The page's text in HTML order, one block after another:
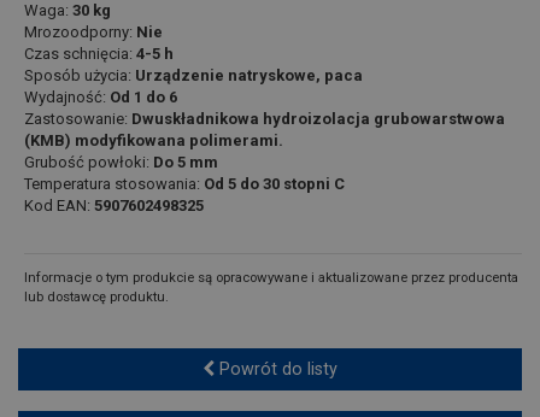
Waga: 30 kg
Mrozoodporny: Nie
Czas schnięcia: 4-5 h
Sposób użycia: Urządzenie natryskowe, paca
Wydajność: Od 1 do 6
Zastosowanie: Dwuskładnikowa hydroizolacja grubowarstwowa
(KMB) modyfikowana polimerami.
Grubość powłoki: Do 5 mm
Temperatura stosowania: Od 5 do 30 stopni C
Kod EAN: 5907602498325
Informacje o tym produkcie są opracowywane i aktualizowane przez producenta
lub dostawcę produktu.
Powrót do listy